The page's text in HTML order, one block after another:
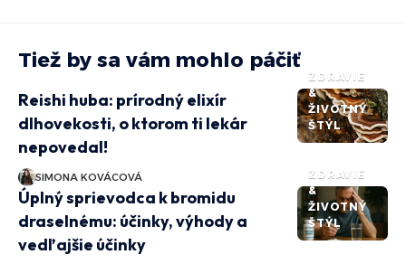
Tiež by sa vám mohlo páčiť
ZDRAVIE
&
ŽIVOTNÝ
ŠTÝL
Reishi huba: prírodný elixír
dlhovekosti, o ktorom ti lekár
nepovedal!
SIMONA KOVÁCOVÁ
ZDRAVIE
&
ŽIVOTNÝ
ŠTÝL
Úplný sprievodca k bromidu
draselnému: účinky, výhody a
vedľajšie účinky